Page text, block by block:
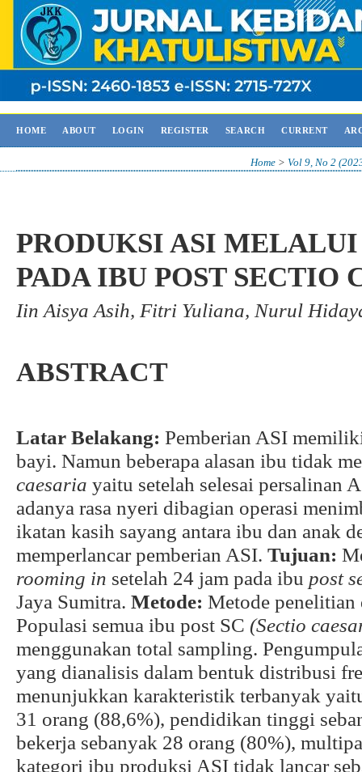
HOME ABOUT LOGIN REGISTER SEARCH CURRENT
Home > Vol 9, No 2
PRODUKSI ASI
PADA IBU POST SECTIO
Iin Aisya Asih, Fitri Yuliana, Nurul
ABSTRACT
Latar Belakang: Pemberian ASI
bayi. Namun beberapa alasan ibu tidak
caesaria yaitu setelah selesai persalinan
adanya rasa nyeri dibagian operasi
ikatan kasih sayang antara ibu dan anak
memperlancar pemberian ASI. Tujuan:
rooming in setelah 24 jam pada ibu post
Jaya Sumitra. Metode: Metode
Populasi semua ibu post SC (Sectio
menggunakan total sampling.
yang dianalisis dalam bentuk distribusi
menunjukkan karakteristik terbanyak
31 orang (88,6%), pendidikan tinggi
bekerja sebanyak 28 orang (80%),
kategori ibu produksi ASI tidak lancar